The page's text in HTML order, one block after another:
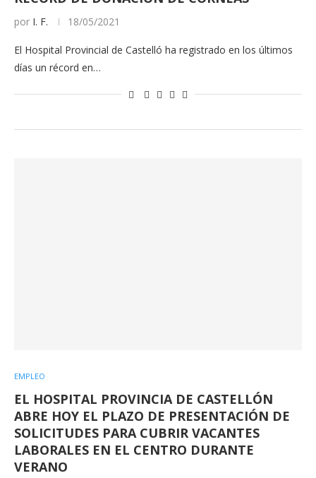
por I. F. 18/05/2021
El Hospital Provincial de Castelló ha registrado en los últimos
días un récord en…
EMPLEO
EL HOSPITAL PROVINCIA DE CASTELLÓN
ABRE HOY EL PLAZO DE PRESENTACIÓN DE
SOLICITUDES PARA CUBRIR VACANTES
LABORALES EN EL CENTRO DURANTE
VERANO